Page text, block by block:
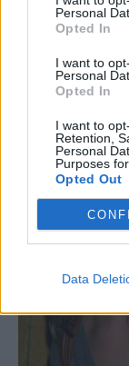
Personal
Opted In
I want to
Personal
Opted In
I want to
Retention,
Personal
Purposes
Opted Out
Data